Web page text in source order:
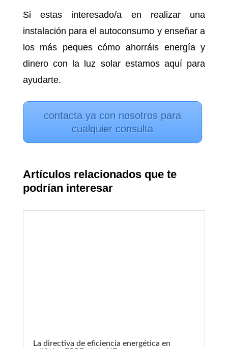
Si estas interesado/a en realizar una
instalación para el autoconsumo y enseñar a
los más peques cómo ahorráis energía y
dinero con la luz solar estamos aquí para
ayudarte.
contacta ya con nosotros para
cualquier consulta
Artículos relacionados que te
podrían interesar
La directiva de eficiencia energética en